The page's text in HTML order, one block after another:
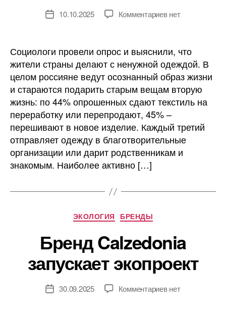
Дата10.10.2025 Комментариевк
россиян
ответственно
относятся
к
переработке
текстиля
нет
Социологи провели опрос и выяснили, что
жители страны делают с ненужной одеждой. В
целом россияне ведут осознанный образ жизни
и стараются подарить старым вещам вторую
жизнь: по 44% опрошенных сдают текстиль на
переработку или перепродают, 45% –
перешивают в новое изделие. Каждый третий
отправляет одежду в благотворительные
организации или дарит родственникам и
знакомым. Наиболее активно […]
Рубрики
ЭКОЛОГИЯ БРЕНДЫ
Бренд Calzedonia
запускает экопроект
Дата30.09.2025 Комментариевк
нет